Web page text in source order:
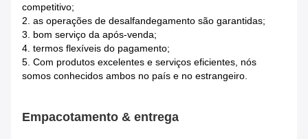
competitivo;
2. as operações de desalfandegamento são garantidas;
3. bom serviço da após-venda;
4. termos flexíveis do pagamento;
5. Com produtos excelentes e serviços eficientes, nós
somos conhecidos ambos no país e no estrangeiro.
Empacotamento & entrega